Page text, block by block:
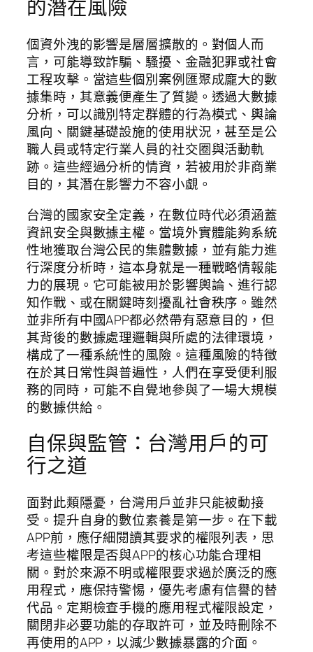
的潛在風險
個資外洩的影響是層層擴散的。對個人而
言，可能導致詐騙、騷擾、金融犯罪或社會
工程攻擊。當這些個別案例匯聚成龐大的數
據集時，其意義便產生了質變。透過大數據
分析，可以識別特定群體的行為模式、輿論
風向、關鍵基礎設施的使用狀況，甚至是公
職人員或特定行業人員的社交圈與活動軌
跡。這些經過分析的情資，若被用於非商業
目的，其潛在影響力不容小覷。
台灣的國家安全定義，在數位時代必須涵蓋
資訊安全與數據主權。當境外實體能夠系統
性地獲取台灣公民的集體數據，並有能力進
行深度分析時，這本身就是一種戰略情報能
力的展現。它可能被用於影響輿論、進行認
知作戰、或在關鍵時刻擾亂社會秩序。雖然
並非所有中國APP都必然帶有惡意目的，但
其背後的數據處理邏輯與所處的法律環境，
構成了一種系統性的風險。這種風險的特徵
在於其日常性與普遍性，人們在享受便利服
務的同時，可能不自覺地參與了一場大規模
的數據供給。
自保與監管：台灣用戶的可
行之道
面對此類隱憂，台灣用戶並非只能被動接
受。提升自身的數位素養是第一步。在下載
APP前，應仔細閱讀其要求的權限列表，思
考這些權限是否與APP的核心功能合理相
關。對於來源不明或權限要求過於廣泛的應
用程式，應保持警惕，優先考慮有信譽的替
代品。定期檢查手機的應用程式權限設定，
關閉非必要功能的存取許可，並及時刪除不
再使用的APP，以減少數據暴露的介面。